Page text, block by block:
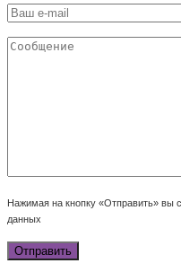
Нажимая на кнопку «Отправить» вы
данных